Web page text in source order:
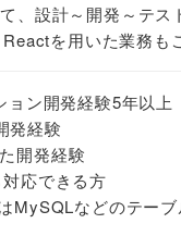
、設計～開発～テス
を用いた業務も
ョン開発経験5年以上
発経験
開発経験
応できる方
MySQLなどのテー